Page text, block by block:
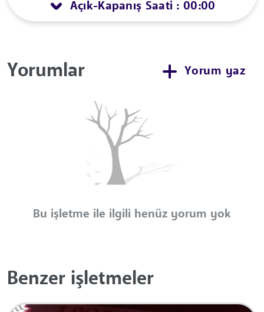
Açık-Kapanış Saati : 00:00
Yorumlar Yorum yaz
Bu işletme ile ilgili henüz yorum yok
Benzer işletmeler